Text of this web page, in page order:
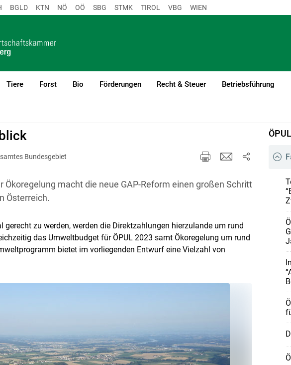
BGLD KTN NÖ OÖ SBG STMK TIROL VBG WIEN
Tiere Forst Bio Förderungen
(current)1
Recht & Steuer Betriebsführung
Bundesgebiet
Ökoregelung macht die neue GAP-Reform einen großen Schritt
Österreich.
gerecht zu werden, werden die Direktzahlungen hierzulande um rund
das Umweltbudget für ÖPUL 2023 samt Ökoregelung um rund
bietet im vorliegenden Entwurf eine Vielzahl von